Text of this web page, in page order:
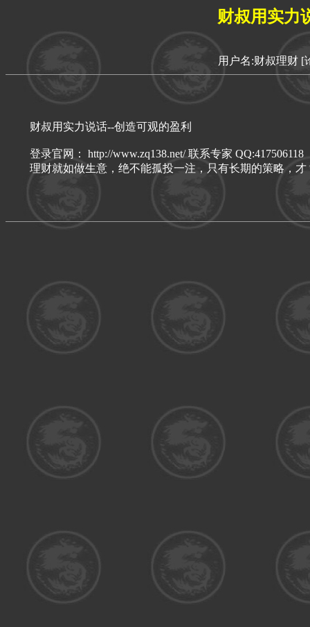
财叔用实力
用户名:财叔理财 [
财叔用实力说话--创造可观的盈利
登录官网： http://www.zq138.net/ 联系专家 QQ:417506118
理财就如做生意，绝不能孤投一注，只有长期的策略，